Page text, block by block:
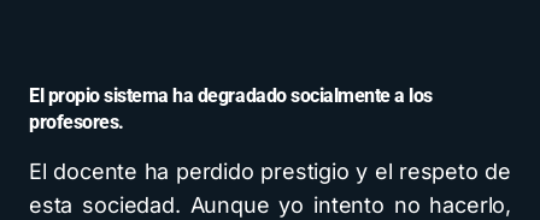
El propio sistema ha degradado socialmente a los
profesores.
El docente ha perdido prestigio y el respeto de
esta sociedad. Aunque yo intento no hacerlo,